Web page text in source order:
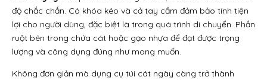
độ chắc chắn. Có khóa kéo và cả tay cầm đảm bảo tính tiện
lợi cho người dùng, đặc biệt là trong quá trình di chuyển. Phần
ruột bên trong chứa cát hoặc gạo nhựa để đạt được trọng
lượng và công dụng đúng như mong muốn.
Không đơn giản mà dụng cụ túi cát ngày càng trở thành